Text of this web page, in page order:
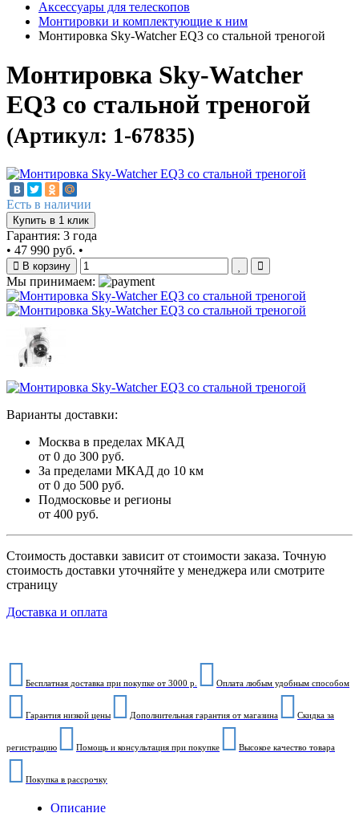
Аксессуары для телескопов
Монтировки и комплектующие к ним
Монтировка Sky-Watcher EQ3 со стальной треногой
Монтировка Sky-Watcher
EQ3 со стальной треногой
(Артикул: 1-67835)
Есть в наличии
Купить в 1 клик
Гарантия: 3 года
• 47 990 руб. •
В корзину
Мы принимаем:
Варианты доставки:
Москва в пределах МКАД
от 0 до 300 руб.
За пределами МКАД до 10 км
от 0 до 500 руб.
Подмосковье и регионы
от 400 руб.
Стоимость доставки зависит от стоимости заказа. Точную
стоимость доставки уточняйте у менеджера или смотрите
страницу
Доставка и оплата
Бесплатная доставка при покупке от 3000 р. Оплата любым удобным способом
Гарантия низкой цены Дополнительная гарантия от магазина Скидка за
регистрацию Помощь и консультация при покупке Высокое качество товара
Покупка в рассрочку
Описание